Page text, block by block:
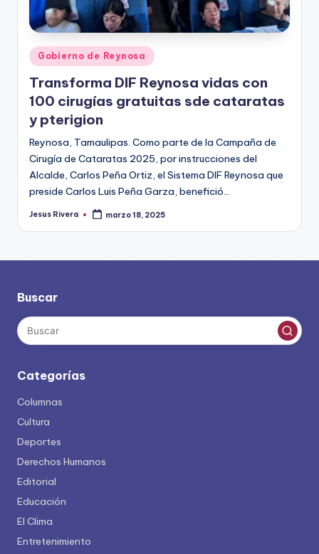
Publicado
en
Gobierno de Reynosa
Transforma DIF Reynosa vidas con
100 cirugías gratuitas sde cataratas
y pterigion
Reynosa, Tamaulipas. Como parte de la Campaña de
Cirugía de Cataratas 2025, por instrucciones del
Alcalde, Carlos Peña Ortiz, el Sistema DIF Reynosa que
preside Carlos Luis Peña Garza, benefició…
Publicado
Jesus Rivera marzo 18, 2025
Buscar
Categorías
Columnas
Cultura
Deportes
Derechos Humanos
Editorial
Educación
El Clima
Entretenimiento